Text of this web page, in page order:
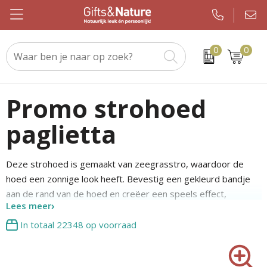
0 0
Beurs & evenement
Drinkwaren
Elektronica en gadgets
Eten & drinken
Kleding en caps
Notitieboeken en kantoor
Outdoor en vrije tijd
Custom made handdoeken als relatiegeschenk
Custom made sokken als relatiegeschenk
Custom made promotiematerialen op maat
WMF
JBL
Samsonite
Sony
Tefal
Geslaagden en Examen
Brievenbuspakketten
Koningsdag
Pakketten voor elke gelegenheid
Pasen
Sinterklaas
Kerstsjaals
Kerstpakketten
Keuzekado
Kerstgadgets
Kerstverpakkingen
Kersttruien
Promo strohoed
paglietta
Deze strohoed is gemaakt van zeegrasstro, waardoor de
hoed een zonnige look heeft. Bevestig een gekleurd bandje
aan de rand van de hoed en creëer een speels effect,
bijvoorbeeld met een leuke boodschap of je logo. Deze hoed
heeft een hoofdomtrek van 58 cm.
Lees meer
In totaal 22348 op voorraad